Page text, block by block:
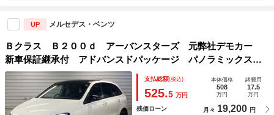
UP メルセデス・ベンツ
Ｂクラス Ｂ２００ｄ アーバンスターズ 元弊社デモカー
新車保証継承付 アドバンスドパッケージ パノラミックスラ
イディングルーフ 運転席・助手席ヒーター機能付きパワーシ
ート 純正ドライブレコーダー アンビエントライト
支払総額(税込)
525.5 万円
本体価格
508
万円
諸費用
17.5
万円
残価ローン 月々 19,200 円